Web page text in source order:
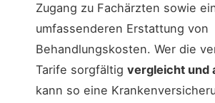
Zugang zu Fachärzten sowie
umfassenderen Erstattung von
Behandlungskosten. Wer die
Tarife sorgfältig vergleicht und
kann so eine